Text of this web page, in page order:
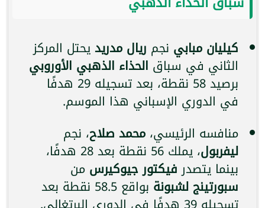
كيليان مبابي نجم ريال مدريد يحتل المركز
الثاني في سباق الحذاء الذهبي الأوروبي
برصيد 58 نقطة، بعد تسجيله 29 هدفًا
في الدوري الإسباني هذا الموسم.
منافسه الرئيسي، محمد صلاح، نجم
ليفربول ، يملك 56 نقطة بعد 28 هدفًا،
بينما يتصدر فيكتور جيوكيرس من
سبورتينج لشبونة بواقع 58.5 نقطة بعد